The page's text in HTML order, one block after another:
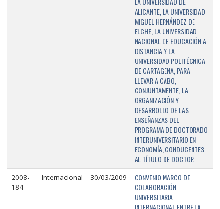
ALICANTE, LA UNIVERSIDAD
MIGUEL HERNÁNDEZ DE
ELCHE, LA UNIVERSIDAD
NACIONAL DE EDUCACIÓN A
DISTANCIA Y LA
UNIVERSIDAD POLITÉCNICA
DE CARTAGENA, PARA
LLEVAR A CABO,
CONJUNTAMENTE, LA
ORGANIZACIÓN Y
DESARROLLO DE LAS
ENSEÑANZAS DEL
PROGRAMA DE DOCTORADO
INTERUNIVERSITARIO EN
ECONOMÍA, CONDUCENTES
AL TÍTULO DE DOCTOR
2008-
184
Internacional 30/03/2009
CONVENIO MARCO DE
COLABORACIÓN
UNIVERSITARIA
INTERNACIONAL ENTRE LA